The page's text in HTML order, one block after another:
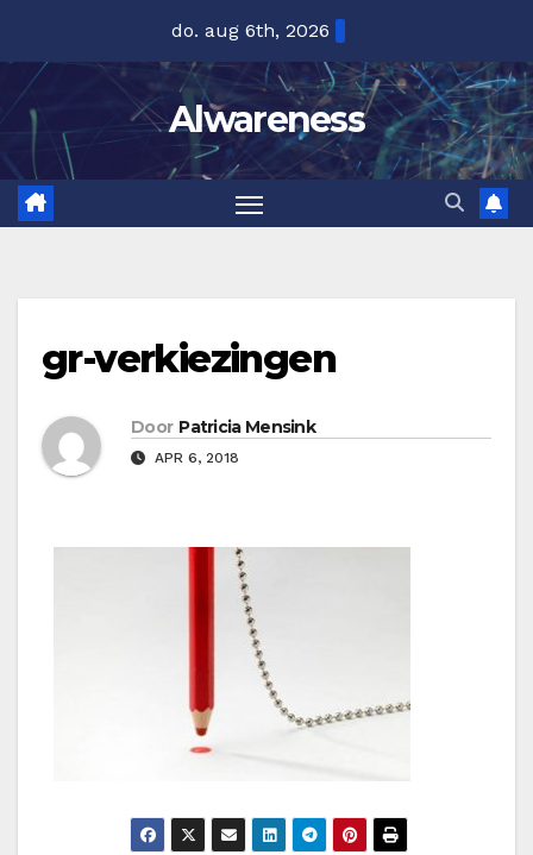
inhoud
do. aug 6th, 2026
Alwareness
gr-verkiezingen
Door Patricia Mensink
APR 6, 2018